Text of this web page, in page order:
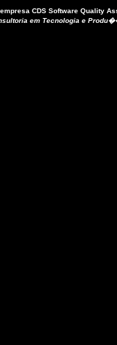
CDS Software Quality
em Tecnologia e